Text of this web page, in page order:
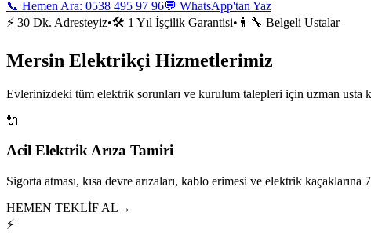
📞 Hemen Ara: 0538 495 97 96💬 WhatsApp'tan Yaz
⚡ 30 Dk. Adresteyiz•🛠️ 1 Yıl İşçilik Garantisi• 👨‍🔧 Belgeli Ustalar
Mersin Elektrikçi Hizmetlerimiz
Evlerinizdeki tüm elektrik sorunları ve kurulum talepleri için uzman usta
🔌
Acil Elektrik Arıza Tamiri
Sigorta atması, kısa devre arızaları, kablo erimesi ve elektrik kaçaklarına
HEMEN TEKLİF AL →
⚡